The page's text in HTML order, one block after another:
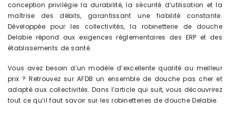
conception privilégie la durabilité, la sécurité d’utilisation et la
maîtrise des débits, garantissant une fiabilité constante.
Développée pour les collectivités, la robinetterie de douche
Delabie répond aux exigences réglementaires des ERP et des
établissements de santé.
Vous avez besoin d’un modèle d’excellente qualité au meilleur
prix ? Retrouvez sur AFDB un ensemble de douche pas cher et
adapté aux collectivités. Dans l’article qui suit, vous découvrirez
tout ce qu’il faut savoir sur les robinetteries de douche Delabie.